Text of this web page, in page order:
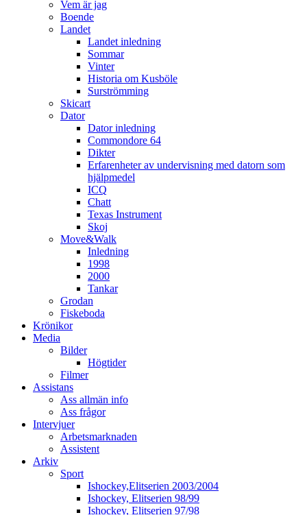
Vem är jag
Boende
Landet
Landet inledning
Sommar
Vinter
Historia om Kusböle
Surströmming
Skicart
Dator
Dator inledning
Commondore 64
Dikter
Erfarenheter av undervisning med datorn som
hjälpmedel
ICQ
Chatt
Texas Instrument
Skoj
Move&Walk
Inledning
1998
2000
Tankar
Grodan
Fiskeboda
Krönikor
Media
Bilder
Högtider
Filmer
Assistans
Ass allmän info
Ass frågor
Intervjuer
Arbetsmarknaden
Assistent
Arkiv
Sport
Ishockey,Elitserien 2003/2004
Ishockey, Elitserien 98/99
Ishockey, Elitserien 97/98